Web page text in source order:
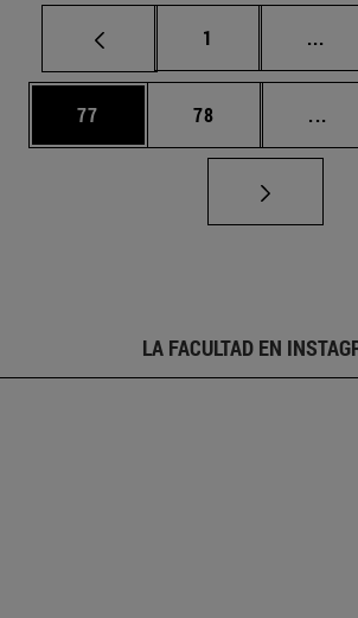
Página
1 ...
Página
77 Página
78 ...
LA FACULTAD EN